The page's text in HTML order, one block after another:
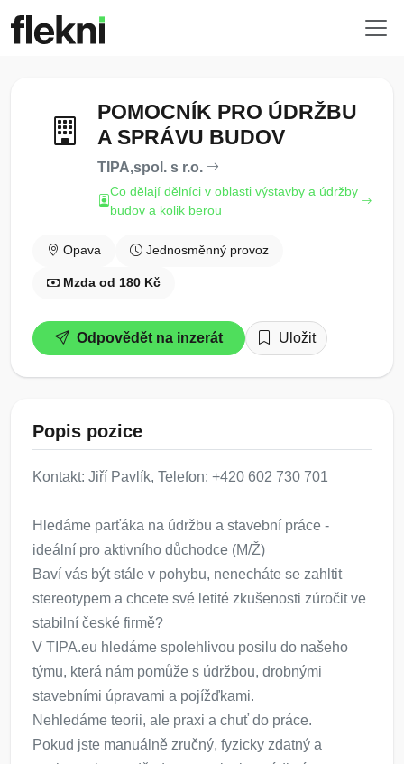
POMOCNÍK PRO ÚDRŽBU
A SPRÁVU BUDOV
TIPA,spol. s r.o.
Co dělají dělníci v oblasti výstavby a údržby
budov a kolik berou
Opava Jednosměnný provoz
Mzda od 180 Kč
Odpovědět na inzerát Uložit
Popis pozice
Kontakt: Jiří Pavlík, Telefon: +420 602 730 701
Hledáme parťáka na údržbu a stavební práce -
ideální pro aktivního důchodce (M/Ž)
Baví vás být stále v pohybu, nenecháte se zahltit
stereotypem a chcete své letité zkušenosti zúročit ve
stabilní české firmě?
V TIPA.eu hledáme spolehlivou posilu do našeho
týmu, která nám pomůže s údržbou, drobnými
stavebními úpravami a pojížďkami.
Nehledáme teorii, ale praxi a chuť do práce.
Pokud jste manuálně zručný, fyzicky zdatný a